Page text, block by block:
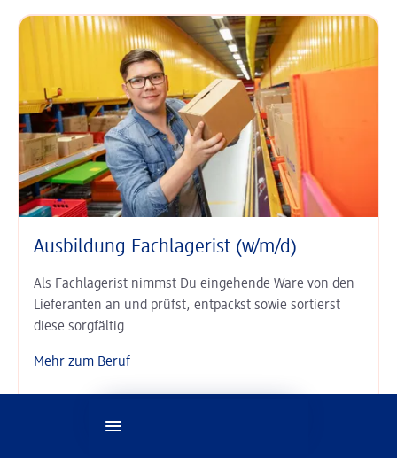
Ausbildung Fachlagerist (w/m/d)
Als Fachlagerist nimmst Du eingehende Ware von den
Lieferanten an und prüfst, entpackst sowie sortierst
diese sorgfältig.
Mehr zum Beruf